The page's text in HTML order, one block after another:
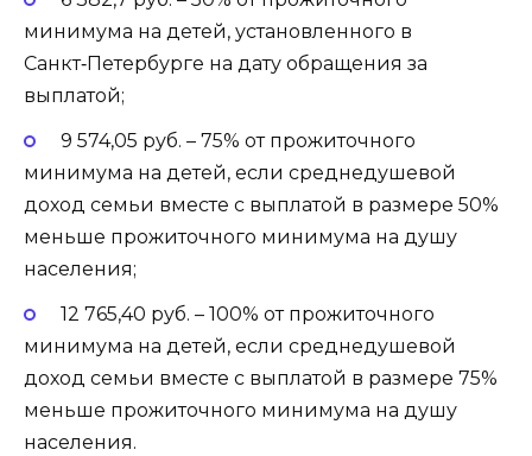
минимума на детей, установленного в
Санкт‑Петербурге на дату обращения за
выплатой;
9 574,05 руб. – 75% от прожиточного
минимума на детей, если среднедушевой
доход семьи вместе с выплатой в размере 50%
меньше прожиточного минимума на душу
населения;
12 765,40 руб. – 100% от прожиточного
минимума на детей, если среднедушевой
доход семьи вместе с выплатой в размере 75%
меньше прожиточного минимума на душу
населения.